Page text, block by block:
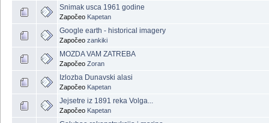
Snimak usca 1961 godine
Započeo Kapetan
Google earth - historical imagery
Započeo zankiki
MOZDA VAM ZATREBA
Započeo Zoran
Izlozba Dunavski alasi
Započeo Kapetan
Jejsetre iz 1891 reka Volga...
Započeo Kapetan